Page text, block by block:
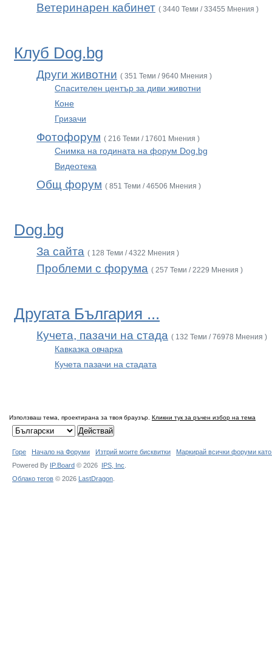
Ветеринарен кабинет ( 3440 Теми / 33455 Мнения )
Клуб Dog.bg
Други животни ( 351 Теми / 9640 Мнения )
Спасителен център за диви животни
Коне
Гризачи
Фотофорум ( 216 Теми / 17601 Мнения )
Снимка на годината на форум Dog.bg
Видеотека
Общ форум ( 851 Теми / 46506 Мнения )
Dog.bg
За сайта ( 128 Теми / 4322 Мнения )
Проблеми с форума ( 257 Теми / 2229 Мнения )
Другата България ...
Кучета, пазачи на стада ( 132 Теми / 76978 Мнения )
Кавказка овчарка
Кучета пазачи на стадата
Използваш тема, проектирана за твоя браузър. Кликни тук за ръчен избор на тема
Горе Начало на Форуми Изтрий моите бисквитки
Маркирай всички форуми
Powered By IP.Board © 2026 IPS, Inc
Облако тегов © 2026 LastDragon